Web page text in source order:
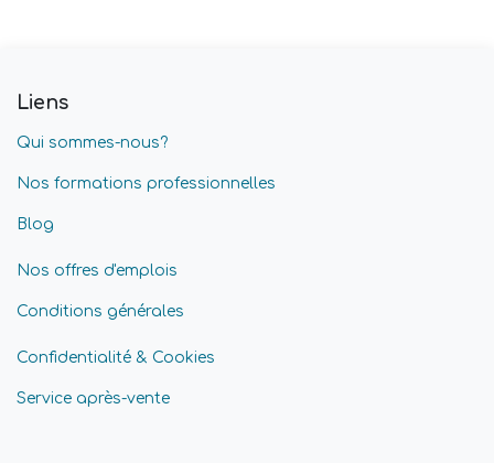
Liens
Qui sommes-nous?
Nos formations professionnelles
Blog
Nos offres d'emplois
Conditions générales
Confidentialité & Cookies
Service après-vente